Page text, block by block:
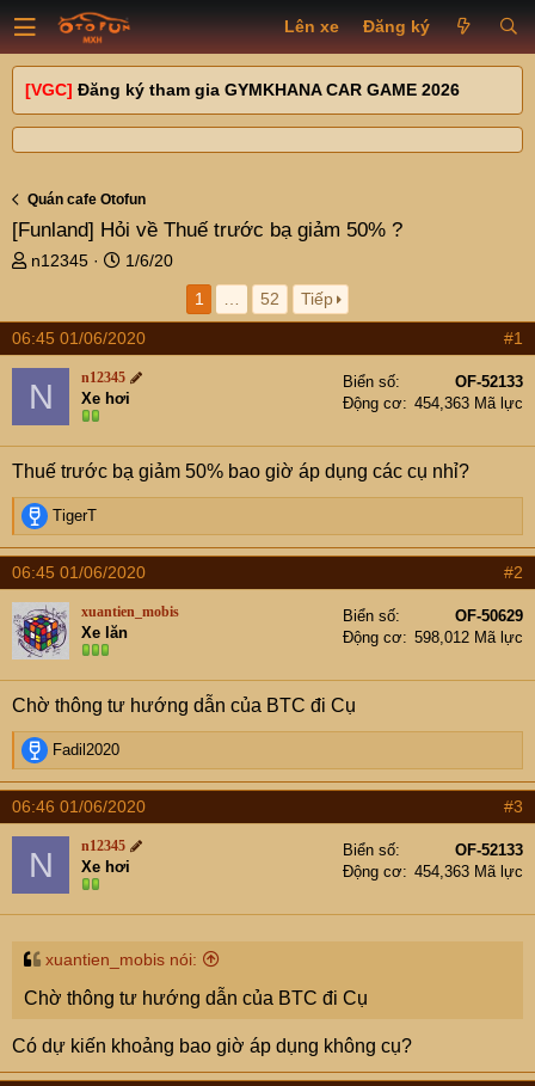
Lên xe Đăng ký
[VGC] Đăng ký tham gia GYMKHANA CAR GAME 2026
Quán cafe Otofun
[Funland] Hỏi về Thuế trước bạ giảm 50% ?
T
e
a
d
s
r
e
r
n12345
N
y
g
ử
i
1/6/20
1
52 Tiếp
06:45 01/06/2020 #1
N n12345
Xe hơi
Biển số
OF-52133
Động cơ
454,363 Mã lực
Thuế trước bạ giảm 50% bao giờ áp dụng các cụ nhỉ?
R
e
a
c
t
i
o
n
s
:
TigerT
06:45 01/06/2020 #2
xuantien_mobis
Xe lăn
Biển số
OF-50629
Động cơ
598,012 Mã lực
Chờ thông tư hướng dẫn của BTC đi Cụ
R
e
a
c
t
n
s
Fadil2020
06:46 01/06/2020 #3
N n12345
Xe hơi
Biển số
OF-52133
Động cơ
454,363 Mã lực
xuantien_mobis nói:
Chờ thông tư hướng dẫn của BTC đi Cụ
Có dự kiến khoảng bao giờ áp dụng không cụ?